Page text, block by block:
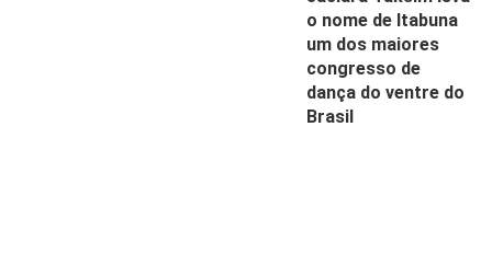
o nome de Itabuna
um dos maiores
congresso de
dança do ventre do
Brasil